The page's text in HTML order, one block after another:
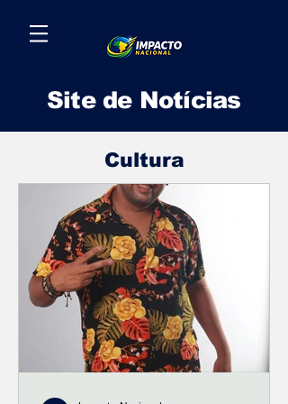
Site de Notícias
Cultura